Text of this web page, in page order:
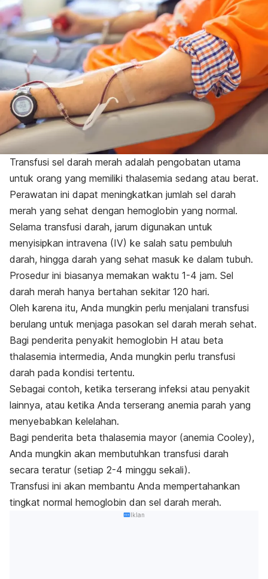
Transfusi sel darah merah adalah pengobatan utama
untuk orang yang memiliki thalasemia sedang atau berat.
Perawatan ini dapat meningkatkan jumlah sel darah
merah yang sehat dengan hemoglobin yang normal.
Selama transfusi darah, jarum digunakan untuk
menyisipkan intravena (IV) ke salah satu pembuluh
darah, hingga darah yang sehat masuk ke dalam tubuh.
Prosedur ini biasanya memakan waktu 1-4 jam. Sel
darah merah hanya bertahan sekitar 120 hari.
Oleh karena itu, Anda mungkin perlu menjalani transfusi
berulang untuk menjaga pasokan sel darah merah sehat.
Bagi penderita penyakit hemoglobin H atau beta
thalasemia intermedia, Anda mungkin perlu transfusi
darah pada kondisi tertentu.
Sebagai contoh, ketika terserang infeksi atau penyakit
lainnya, atau ketika Anda terserang anemia parah yang
menyebabkan kelelahan.
Bagi penderita beta thalasemia mayor (anemia Cooley),
Anda mungkin akan membutuhkan transfusi darah
secara teratur (setiap 2-4 minggu sekali).
Transfusi ini akan membantu Anda mempertahankan
tingkat normal hemoglobin dan sel darah merah.
Iklan